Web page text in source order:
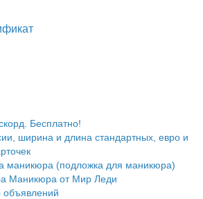
Бесплатно!
ширина и длина стандартных, евро и
маникюра (подложка для маникюра)
Маникюра от Мир Леди
объявлений